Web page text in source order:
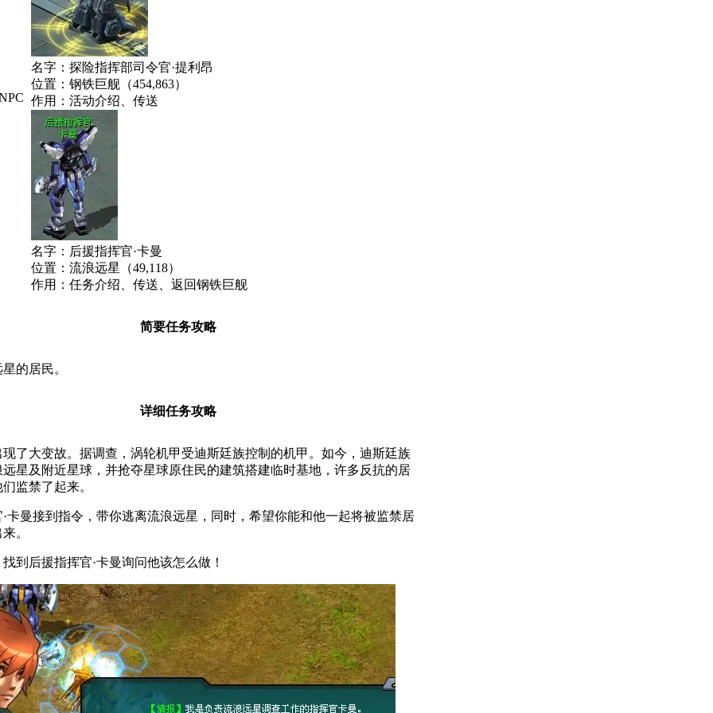
名字：探险指挥部司令官·提利昂
位置：钢铁巨舰（454,863）
作用：活动介绍、传送
名字：后援指挥官·卡曼
位置：流浪远星（49,118）
作用：任务介绍、传送、返回钢铁巨舰
简要任务攻略
的居民。
详细任务攻略
了大变故。据调查，涡轮机甲受迪斯廷族控制的机甲。如今，迪斯廷族
星及附近星球，并抢夺星球原住民的建筑搭建临时基地，许多反抗的居
监禁了起来。
卡曼接到指令，带你逃离流浪远星，同时，希望你能和他一起将被监禁居
。
到后援指挥官·卡曼询问他该怎么做！